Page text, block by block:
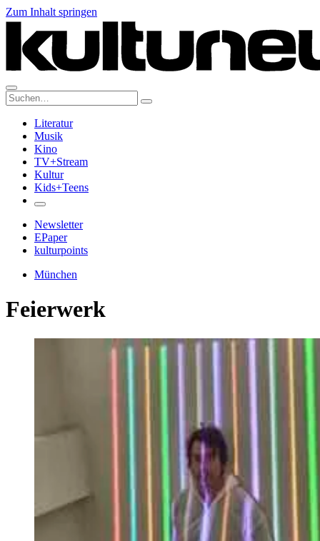
Zum Inhalt springen
Suche:
Literatur
Musik
Kino
TV+Stream
Kultur
Kids+Teens
Newsletter
EPaper
kulturpoints
München
Feierwerk